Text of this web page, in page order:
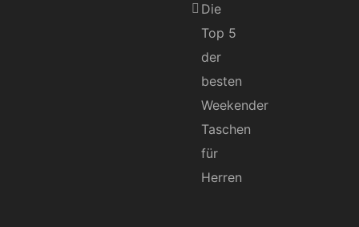
Die
Top 5
der
besten
Weekender
Taschen
für
Herren